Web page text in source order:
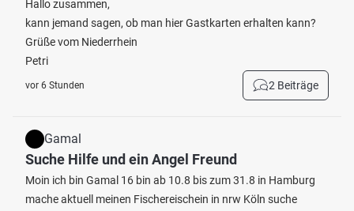
Hallo zusammen,
kann jemand sagen, ob man hier Gastkarten erhalten kann?
Grüße vom Niederrhein
Petri
vor 6 Stunden 2 Beiträge
Gamal
Suche Hilfe und ein Angel Freund
Moin ich bin Gamal 16 bin ab 10.8 bis zum 31.8 in Hamburg
mache aktuell meinen Fischereischein in nrw Köln suche